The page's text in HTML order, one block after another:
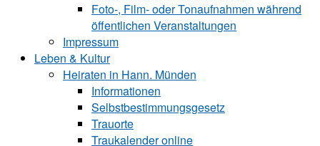
Foto-, Film- oder Tonaufnahmen während
öffentlichen Veranstaltungen
Impressum
Leben & Kultur
Heiraten in Hann. Münden
Informationen
Selbstbestimmungsgesetz
Trauorte
Traukalender online